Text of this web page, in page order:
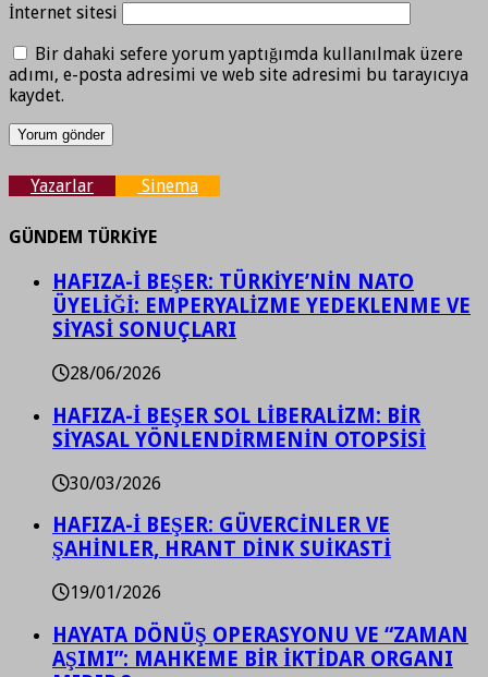
İnternet sitesi
Bir dahaki sefere yorum yaptığımda kullanılmak üzere
adımı, e-posta adresimi ve web site adresimi bu tarayıcıya
kaydet.
Yazarlar Sinema
GÜNDEM TÜRKİYE
HAFIZA-İ BEŞER: TÜRKİYE’NİN NATO
ÜYELİĞİ: EMPERYALİZME YEDEKLENME VE
SİYASİ SONUÇLARI
28/06/2026
HAFIZA-İ BEŞER SOL LİBERALİZM: BİR
SİYASAL YÖNLENDİRMENİN OTOPSİSİ
30/03/2026
HAFIZA-İ BEŞER: GÜVERCİNLER VE
ŞAHİNLER, HRANT DİNK SUİKASTİ
19/01/2026
HAYATA DÖNÜŞ OPERASYONU VE “ZAMAN
AŞIMI”: MAHKEME BİR İKTİDAR ORGANI